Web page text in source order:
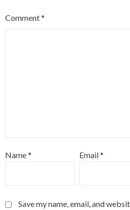
Comment*
Name* Email*
Save my name, email, and